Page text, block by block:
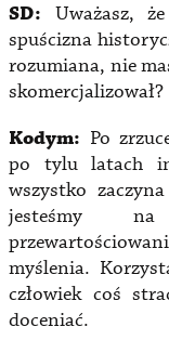
SD: Uważasz,
spuścizna
rozumiana, nie
skomercjalizował?
Kodym: Po
po tylu latach
wszystko
jesteśmy na
myślenia.
człowiek coś
doceniać.